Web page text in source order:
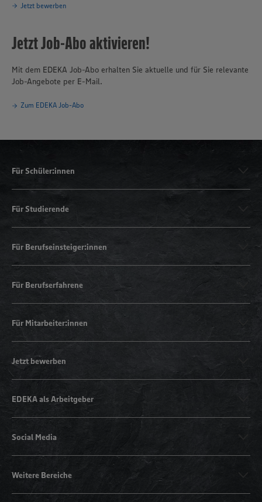
Jetzt bewerben
Jetzt Job-Abo aktivieren!
Mit dem EDEKA Job-Abo erhalten Sie aktuelle und für Sie relevante
Job-Angebote per E-Mail.
Zum EDEKA Job-Abo
Für Schüler:innen
Für Studierende
Für Berufseinsteiger:innen
Für Berufserfahrene
Für Mitarbeiter:innen
Jetzt bewerben
EDEKA als Arbeitgeber
Social Media
Weitere Bereiche